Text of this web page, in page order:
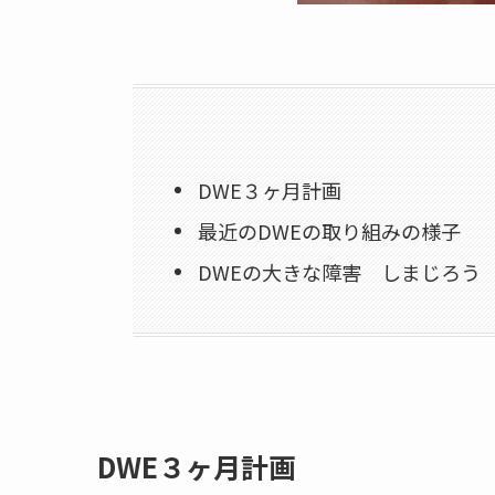
DWE３ヶ月計画
最近のDWEの取り組みの様子
DWEの大きな障害 しまじろう
DWE３ヶ月計画